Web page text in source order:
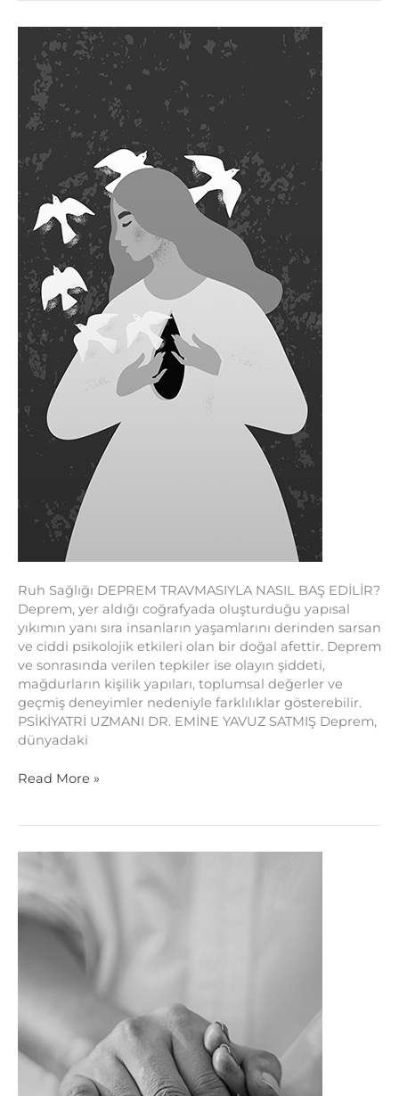
Ruh Sağlığı DEPREM TRAVMASIYLA NASIL BAŞ EDİLİR?
Deprem, yer aldığı coğrafyada oluşturduğu yapısal
yıkımın yanı sıra insanların yaşamlarını derinden sarsan
ve ciddi psikolojik etkileri olan bir doğal afettir. Deprem
ve sonrasında verilen tepkiler ise olayın şiddeti,
mağdurların kişilik yapıları, toplumsal değerler ve
geçmiş deneyimler nedeniyle farklılıklar gösterebilir.
PSİKİYATRİ UZMANI DR. EMİNE YAVUZ SATMIŞ Deprem,
dünyadaki
Deprem
Travması
Nasıl
Baş
Edilir?
Read More »
Çok
Önemli